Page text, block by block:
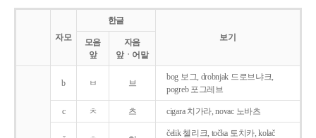
자모
한글
보기
모음
앞
자음
앞ㆍ어말
b ㅂ 브
bog 보그, drobnjak 드로브냐크,
pogreb 포그레브
c ㅊ 츠 cigara 치가라, novac 노바츠
čelik 첼리크, točka 토치카, kolač